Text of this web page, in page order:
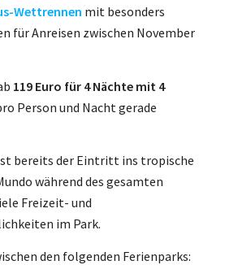
Wettrennen mit besonders
für Anreisen zwischen November
119 Euro für 4 Nächte mit 4
Person und Nacht gerade
bereits der Eintritt ins tropische
während des gesamten
Freizeit- und
im Park.
den folgenden Ferienparks: